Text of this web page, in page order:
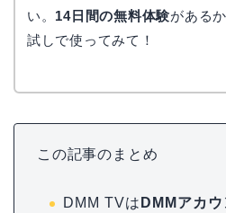
い。 14日間の無料体験がある
試しで使ってみて！
この記事のまとめ
DMM TVは DMMアカ